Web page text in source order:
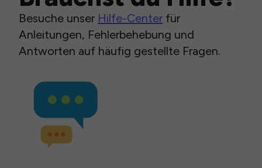
Besuche unser Hilfe-Center für
Anleitungen, Fehlerbehebung und
Antworten auf häufig gestellte Fragen.